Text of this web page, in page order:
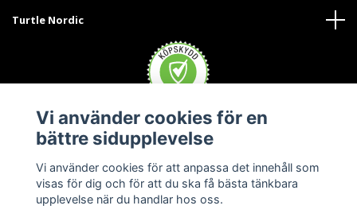
Turtle Nordic
Vi använder cookies för en
bättre sidupplevelse
Vi använder cookies för att anpassa det innehåll som
visas för dig och för att du ska få bästa tänkbara
upplevelse när du handlar hos oss.